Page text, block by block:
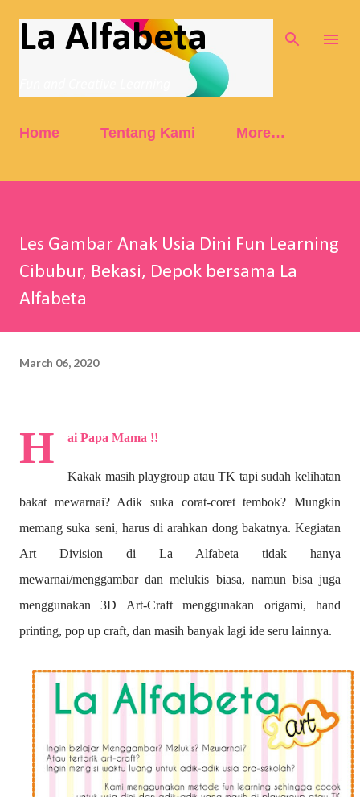
Skip to main content
La Alfabeta
Home Tentang Kami More…
Les Gambar Anak Usia Dini Fun Learning
Cibubur, Bekasi, Depok bersama La
Alfabeta
March 06, 2020
H ai Papa Mama !!
Kakak masih playgroup atau TK tapi sudah kelihatan
bakat mewarnai? Adik suka corat-coret tembok? Mungkin
memang suka seni, harus di arahkan dong bakatnya. Kegiatan
Art Division di La Alfabeta tidak hanya
mewarnai/menggambar dan melukis biasa, namun bisa juga
menggunakan 3D Art-Craft menggunakan origami, hand
printing, pop up craft, dan masih banyak lagi ide seru lainnya.